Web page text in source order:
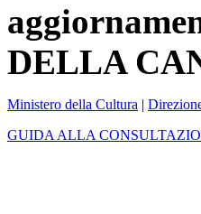
DELLA
Ministero della Cultura |
GUIDA ALLA